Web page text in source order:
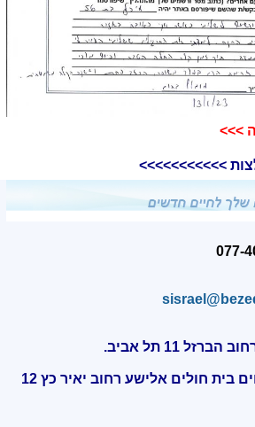
>>>>>>>>>>>
>>>​
11 תל אביב.
מרפאות מומחים בית חולים אלישע רחוב יאיר כץ 12